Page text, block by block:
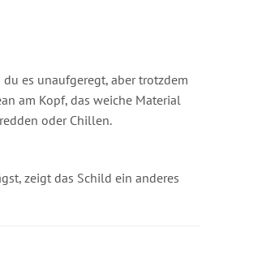
es unaufgeregt, aber trotzdem
am Kopf, das weiche Material
oder Chillen.
zeigt das Schild ein anderes